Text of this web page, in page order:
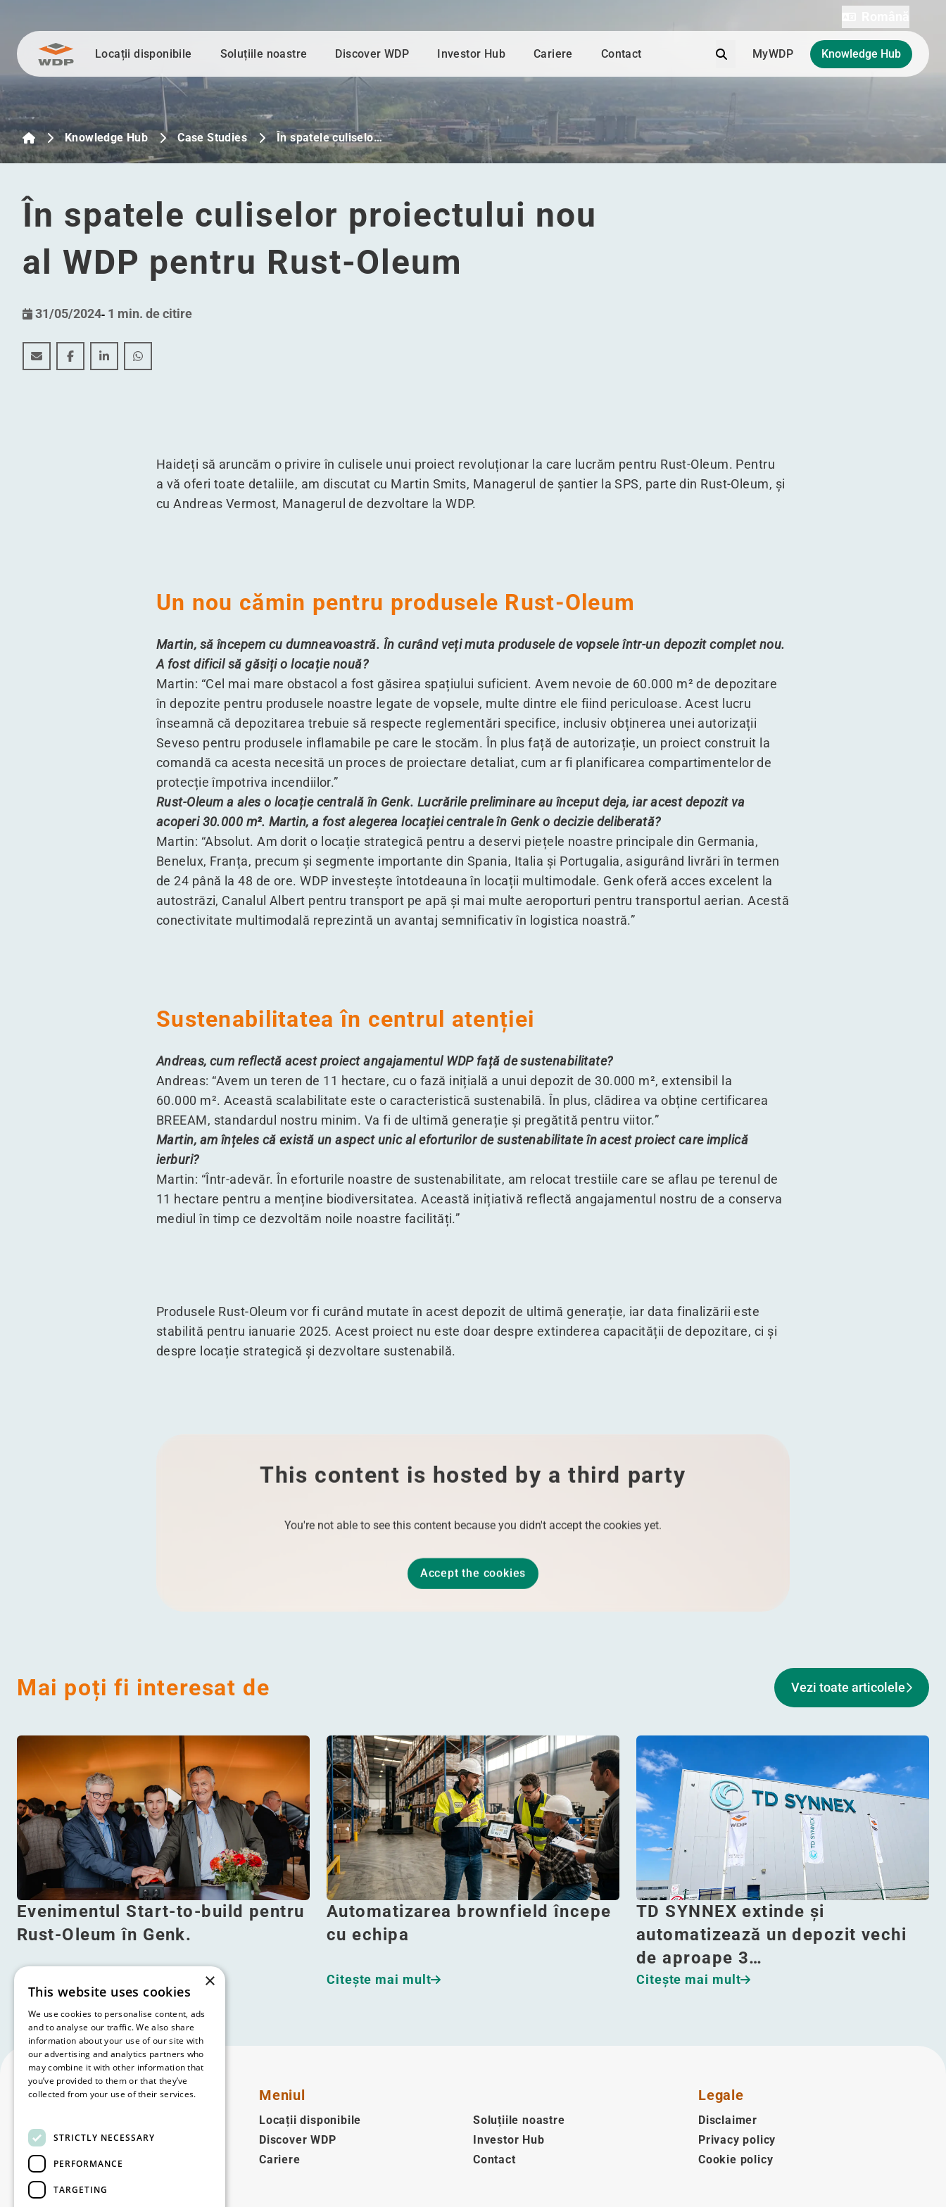
Sari la conținutLocații disponibile Soluțiile noastre Discover WDP Investor Hub Cariere Contact Căutare
MyWDP Knowledge Hub
Knowledge Hub Case Studies În spatele culiselo…
În spatele culiselor proiectului nou
al WDP pentru Rust-Oleum
31/05/2024- 1 min. de citire
În spatele culiselor proiectului nou al WDP pentru Rust-Oleum
În spatele culiselor proiectului nou al WDP pentru Rust-Oleum
În spatele culiselor proiectului nou al WDP pentru Rust-Oleum
În spatele culiselor proiectului nou al WDP pentru Rust-Oleum
Haideți să aruncăm o privire în culisele unui proiect revoluționar la care lucrăm pentru Rust-Oleum. Pentru
a vă oferi toate detaliile, am discutat cu Martin Smits, Managerul de șantier la SPS, parte din Rust-Oleum, și
cu Andreas Vermost, Managerul de dezvoltare la WDP.
Un nou cămin pentru produsele Rust-Oleum
Martin, să începem cu dumneavoastră. În curând veți muta produsele de vopsele într-un depozit complet nou.
A fost dificil să găsiți o locație nouă?
Martin: “Cel mai mare obstacol a fost găsirea spațiului suficient. Avem nevoie de 60.000 m² de depozitare
în depozite pentru produsele noastre legate de vopsele, multe dintre ele fiind periculoase. Acest lucru
înseamnă că depozitarea trebuie să respecte reglementări specifice, inclusiv obținerea unei autorizații
Seveso pentru produsele inflamabile pe care le stocăm. În plus față de autorizație, un proiect construit la
comandă ca acesta necesită un proces de proiectare detaliat, cum ar fi planificarea compartimentelor de
protecție împotriva incendiilor.”
Rust-Oleum a ales o locație centrală în Genk. Lucrările preliminare au început deja, iar acest depozit va
acoperi 30.000 m². Martin, a fost alegerea locației centrale în Genk o decizie deliberată?
Martin: “Absolut. Am dorit o locație strategică pentru a deservi piețele noastre principale din Germania,
Benelux, Franța, precum și segmente importante din Spania, Italia și Portugalia, asigurând livrări în termen
de 24 până la 48 de ore. WDP investește întotdeauna în locații multimodale. Genk oferă acces excelent la
autostrăzi, Canalul Albert pentru transport pe apă și mai multe aeroporturi pentru transportul aerian. Acestă
conectivitate multimodală reprezintă un avantaj semnificativ în logistica noastră.”
Sustenabilitatea în centrul atenției
Andreas, cum reflectă acest proiect angajamentul WDP față de sustenabilitate?
Andreas: “Avem un teren de 11 hectare, cu o fază inițială a unui depozit de 30.000 m², extensibil la
60.000 m². Această scalabilitate este o caracteristică sustenabilă. În plus, clădirea va obține certificarea
BREEAM, standardul nostru minim. Va fi de ultimă generație și pregătită pentru viitor.”
Martin, am înțeles că există un aspect unic al eforturilor de sustenabilitate în acest proiect care implică
ierburi?
Martin: “Într-adevăr. În eforturile noastre de sustenabilitate, am relocat trestiile care se aflau pe terenul de
11 hectare pentru a menține biodiversitatea. Această inițiativă reflectă angajamentul nostru de a conserva
mediul în timp ce dezvoltăm noile noastre facilități.”
Produsele Rust-Oleum vor fi curând mutate în acest depozit de ultimă generație, iar data finalizării este
stabilită pentru ianuarie 2025. Acest proiect nu este doar despre extinderea capacității de depozitare, ci și
despre locație strategică și dezvoltare sustenabilă.
This content is hosted by a third party
You're not able to see this content because you didn't accept the cookies yet.
Accept the cookies
Mai poți fi interesat de Vezi toate articolele
Evenimentul Start-to-build pentru
Rust-Oleum în Genk.
Automatizarea brownfield începe
cu echipa
Citeşte mai mult
TD SYNNEX extinde și
automatizează un depozit vechi
de aproape 3…
Citeşte mai mult
Română
Follow us
Meniul
Locații disponibile
Soluțiile noastre
Discover WDP
Investor Hub
Cariere
Contact
Legale
Disclaimer
Privacy policy
Cookie policy
×
This website uses cookies
We use cookies to personalise content, ads
and to analyse our traffic. We also share
information about your use of our site with
our advertising and analytics partners who
may combine it with other information that
you’ve provided to them or that they’ve
collected from your use of their services.
STRICTLY NECESSARY
PERFORMANCE
TARGETING